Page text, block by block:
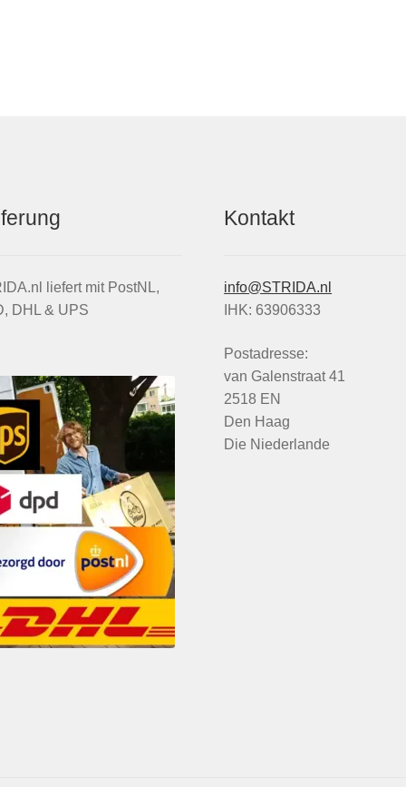
liefert mit PostNL,
DHL & UPS
Kontakt
info@STRIDA.nl
IHK: 63906333
Postadresse:
van Galenstraat 41
2518 EN
Den Haag
Die Niederlande